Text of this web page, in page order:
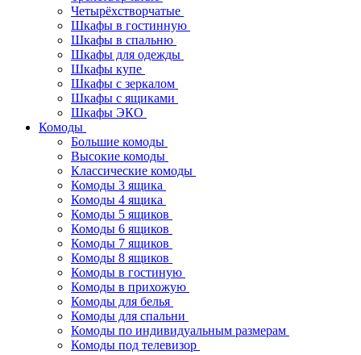
Четырёхстворчатые
Шкафы в гостинную
Шкафы в спальню
Шкафы для одежды
Шкафы купе
Шкафы с зеркалом
Шкафы с ящиками
Шкафы ЭКО
Комоды
Большие комоды
Высокие комоды
Классические комоды
Комоды 3 ящика
Комоды 4 ящика
Комоды 5 ящиков
Комоды 6 ящиков
Комоды 7 ящиков
Комоды 8 ящиков
Комоды в гостиную
Комоды в прихожую
Комоды для белья
Комоды для спальни
Комоды по индивидуальным размерам
Комоды под телевизор